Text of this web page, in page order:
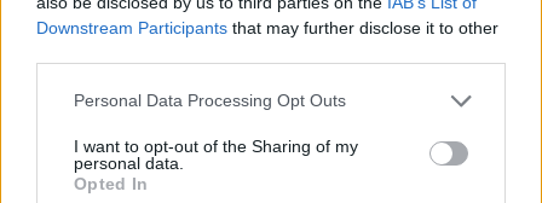
Downstream Participants that may further disclose it to other
Personal Data Processing Opt Outs
I want to opt-out of the Sharing of my
personal data.
Opted In